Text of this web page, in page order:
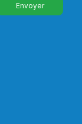
Envoyer